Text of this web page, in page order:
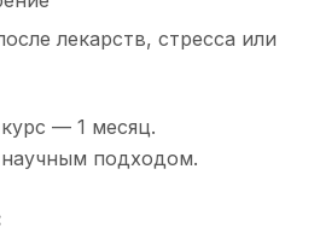
лекарств, стресса или
— 1 месяц.
подходом.